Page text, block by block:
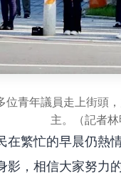
青年議員走上街頭
主。（記者林
在繁忙的早晨仍熱
影，相信大家努力